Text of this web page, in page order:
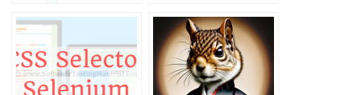
ИСПОЛЬЗУЯ
SELENIUM
WEBDRIVER
СЛУЧАЕВ С
ИСПОЛЬЗОВАНИЕМ
SELENIUM
WEBDRIVER